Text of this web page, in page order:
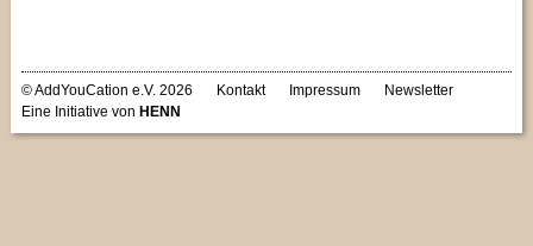
© AddYouCation e.V. 2026 Kontakt Impressum
Newsletter
Eine Initiative von HENN